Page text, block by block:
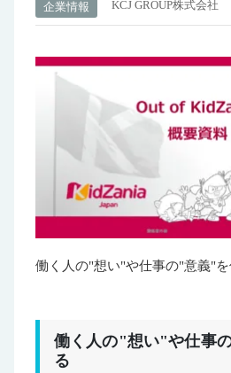
企業情報 KCJ GROUP株式会社
働く人の"想い"や仕事の"意義"を
働く人の"想い"や仕事
る